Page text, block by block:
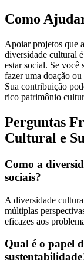
Como
Apoiar projetos que
diversidade cultural
estar social. Se você
fazer uma doação
Sua contribuição
rico patrimônio
Perguntas
Cultural e
Como a
sociais?
A diversidade
múltiplas
eficazes aos
Qual é o papel